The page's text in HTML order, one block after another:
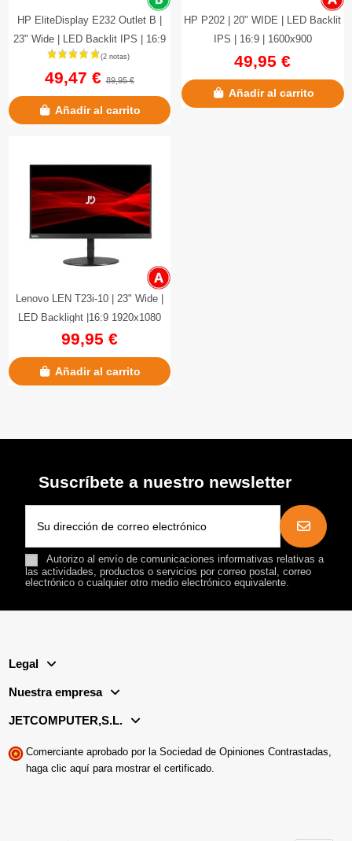
HP EliteDisplay E232 Outlet B |
23" Wide | LED Backlit IPS | 16:9
1920x1080
49,47 €89,95 €
Añadir al carrito
HP P202 | 20" WIDE | LED Backlit
IPS | 16:9 | 1600x900
49,95 €
Añadir al carrito
Lenovo LEN T23i-10 | 23" Wide |
LED Backlight |16:9 1920x1080
99,95 €
Añadir al carrito
Suscríbete a nuestro newsletter
Autorizo al envío de comunicaciones informativas relativas a
las actividades, productos o servicios por correo postal, correo
electrónico o cualquier otro medio electrónico equivalente.
Legal
Nuestra empresa
JETCOMPUTER,S.L.
Comerciante aprobado por la Sociedad de Opiniones Contrastadas,
haga clic aquí para mostrar el certificado.